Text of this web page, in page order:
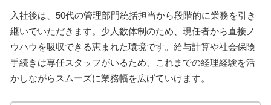
入社後は、50代の管理部門統括担当から段階的に業務を引き
継いでいただきます。少人数体制のため、現任者から直接ノ
ウハウを吸収できる恵まれた環境です。給与計算や社会保険
手続きは専任スタッフがいるため、これまでの経理経験を活
かしながらスムーズに業務幅を広げていけます。